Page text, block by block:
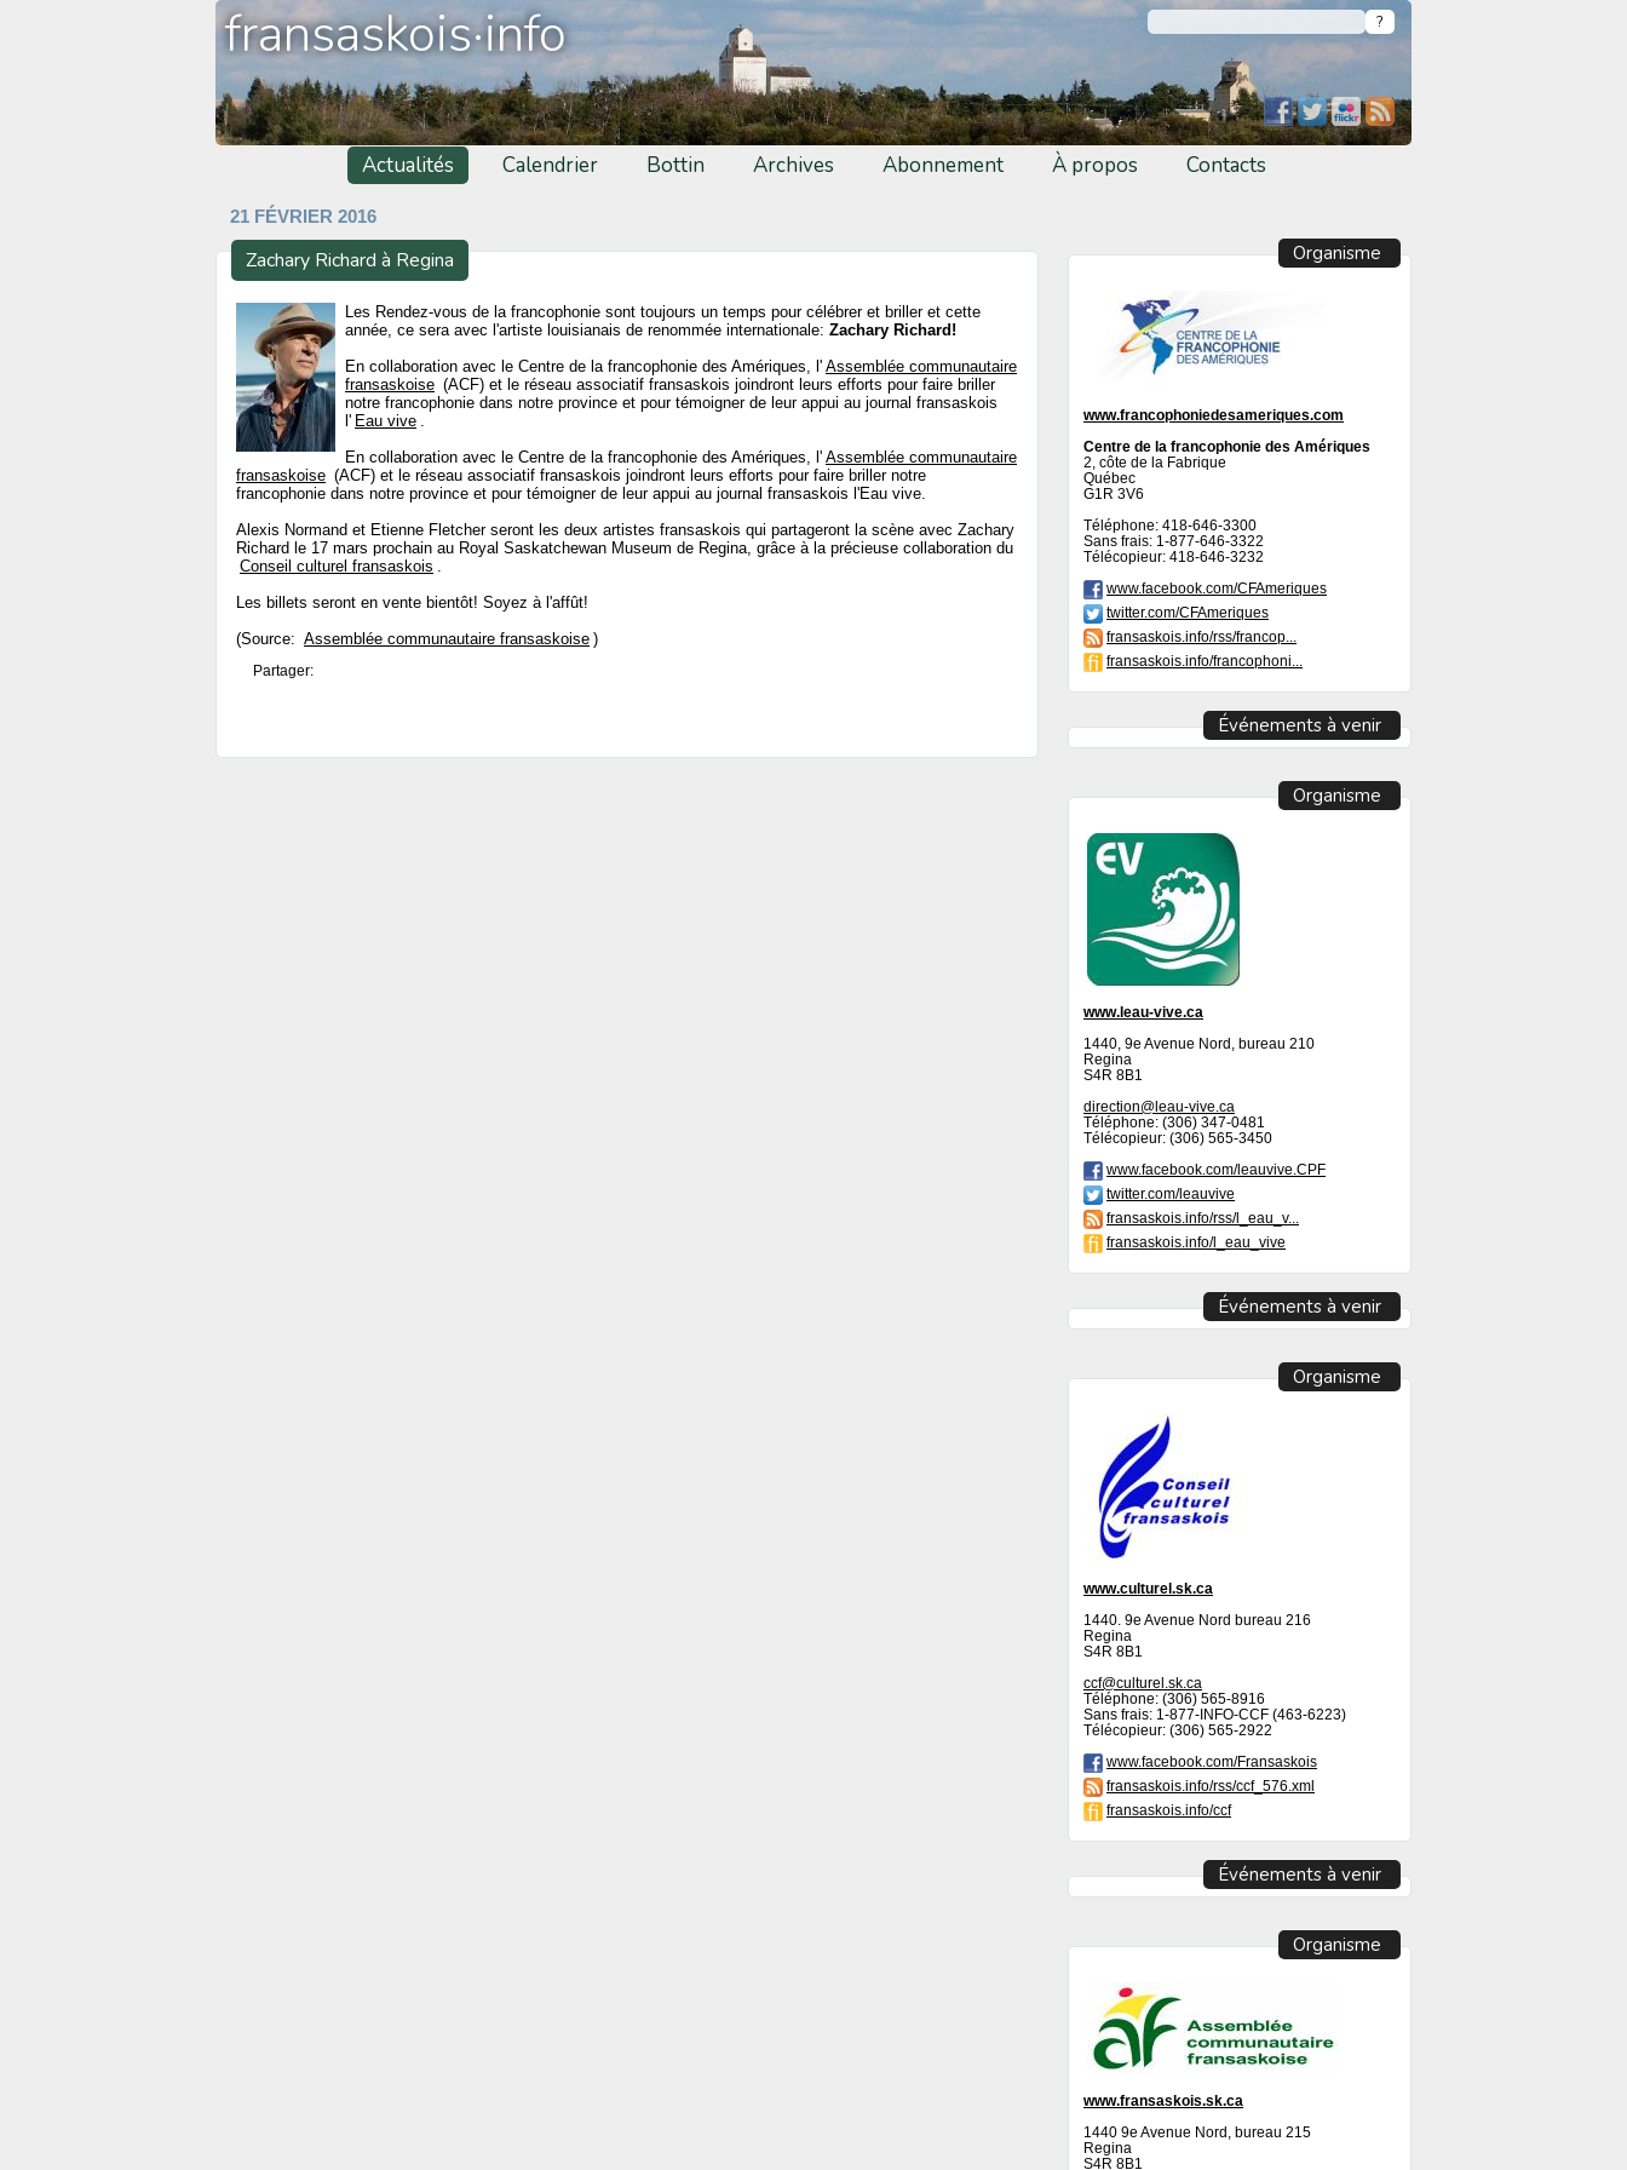
fransaskois·info
Actualités Calendrier Bottin Archives Abonnement À propos Contacts
21 FÉVRIER 2016
Zachary Richard à Regina
Les Rendez-vous de la francophonie sont toujours un temps pour célébrer et briller et cette
année, ce sera avec l'artiste louisianais de renommée internationale: Zachary Richard!
En collaboration avec le Centre de la francophonie des Amériques, l' Assemblée communautaire
fransaskoise (ACF) et le réseau associatif fransaskois joindront leurs efforts pour faire briller
notre francophonie dans notre province et pour témoigner de leur appui au journal fransaskois
l' Eau vive .
En collaboration avec le Centre de la francophonie des Amériques, l' Assemblée communautaire
fransaskoise (ACF) et le réseau associatif fransaskois joindront leurs efforts pour faire briller notre
francophonie dans notre province et pour témoigner de leur appui au journal fransaskois l'Eau vive.
Alexis Normand et Etienne Fletcher seront les deux artistes fransaskois qui partageront la scène avec Zachary
Richard le 17 mars prochain au Royal Saskatchewan Museum de Regina, grâce à la précieuse collaboration du
Conseil culturel fransaskois .
Les billets seront en vente bientôt! Soyez à l'affût!
(Source: Assemblée communautaire fransaskoise )
Partager:
Organisme
www.francophoniedesameriques.com
Centre de la francophonie des Amériques
2, côte de la Fabrique
Québec
G1R 3V6
Téléphone: 418-646-3300
Sans frais: 1-877-646-3322
Télécopieur: 418-646-3232
www.facebook.com/CFAmeriques
twitter.com/CFAmeriques
fransaskois.info/rss/francop...
fransaskois.info/francophoni...
Événements à venir
Organisme
www.leau-vive.ca
1440, 9e Avenue Nord, bureau 210
Regina
S4R 8B1
direction@leau-vive.ca
Téléphone: (306) 347-0481
Télécopieur: (306) 565-3450
www.facebook.com/leauvive.CPF
twitter.com/leauvive
fransaskois.info/rss/l_eau_v...
fransaskois.info/l_eau_vive
Événements à venir
Organisme
www.culturel.sk.ca
1440. 9e Avenue Nord bureau 216
Regina
S4R 8B1
ccf@culturel.sk.ca
Téléphone: (306) 565-8916
Sans frais: 1-877-INFO-CCF (463-6223)
Télécopieur: (306) 565-2922
www.facebook.com/Fransaskois
fransaskois.info/rss/ccf_576.xml
fransaskois.info/ccf
Événements à venir
Organisme
www.fransaskois.sk.ca
1440 9e Avenue Nord, bureau 215
Regina
S4R 8B1